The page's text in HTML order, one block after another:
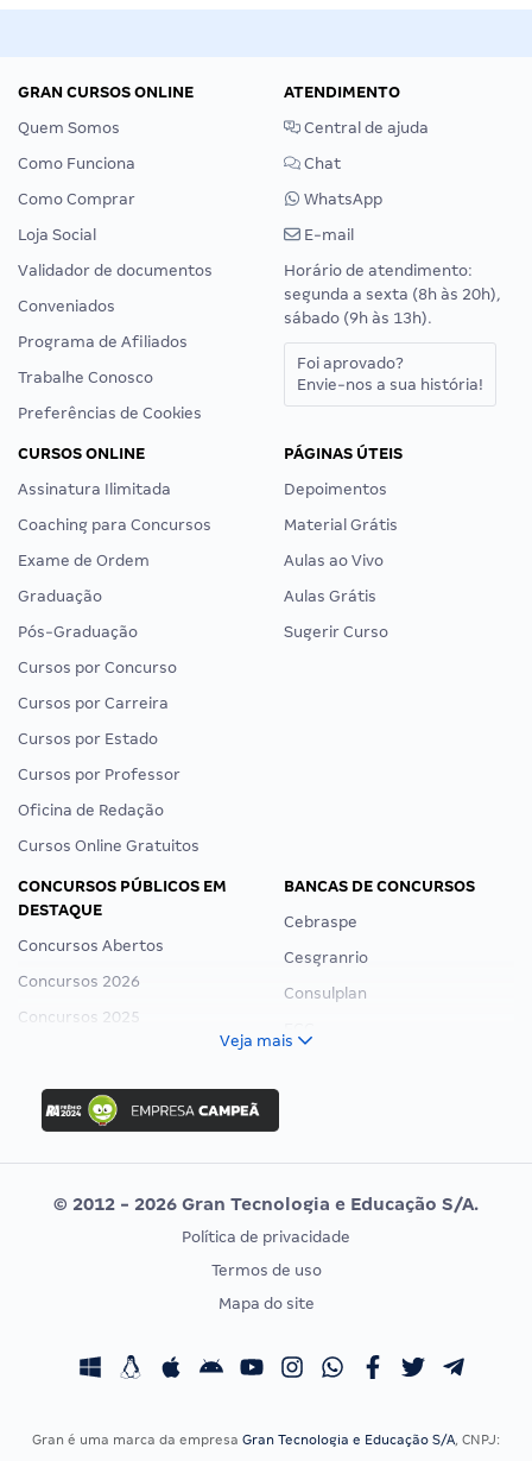
GRAN CURSOS ONLINE
Quem Somos
Como Funciona
Como Comprar
Loja Social
Validador de documentos
Conveniados
Programa de Afiliados
Trabalhe Conosco
Preferências de Cookies
ATENDIMENTO
Central de ajuda
Chat
WhatsApp
E-mail
Horário de atendimento:
segunda a sexta (8h às 20h),
sábado (9h às 13h).
Foi aprovado?
Envie-nos a sua história!
CURSOS ONLINE
Assinatura Ilimitada
Coaching para Concursos
Exame de Ordem
Graduação
Pós-Graduação
Cursos por Concurso
Cursos por Carreira
Cursos por Estado
Cursos por Professor
Oficina de Redação
Cursos Online Gratuitos
PÁGINAS ÚTEIS
Depoimentos
Material Grátis
Aulas ao Vivo
Aulas Grátis
Sugerir Curso
CONCURSOS PÚBLICOS EM
DESTAQUE
Concursos Abertos
Concursos 2026
Concursos 2025
Concurso Ibama
Concurso MPU
Editais publicados
BANCAS DE CONCURSOS
Cebraspe
Cesgranrio
Consulplan
Vunesp
CONCURSOS POR PROFISSÃO
Concursos Fiscais
EXAME DE ORDEM
Calendário OAB
Veja mais
© 2012 - 2026 Gran Tecnologia e Educação S/A.
Política de privacidade
Termos de uso
Mapa do site
Gran é uma marca da empresa Gran Tecnologia e Educação S/A, CNPJ: